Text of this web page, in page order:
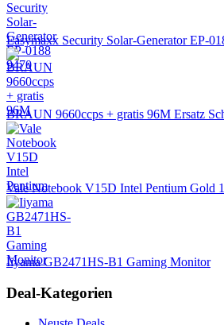
Easymaxx Security Solar-Generator EP-
BRAUN 9660ccps + gratis 96M Ersatz
Vale Notebook V15D Intel Pentium Gold
Iiyama GB2471HS-B1 Gaming Monitor
Deal-Kategorien